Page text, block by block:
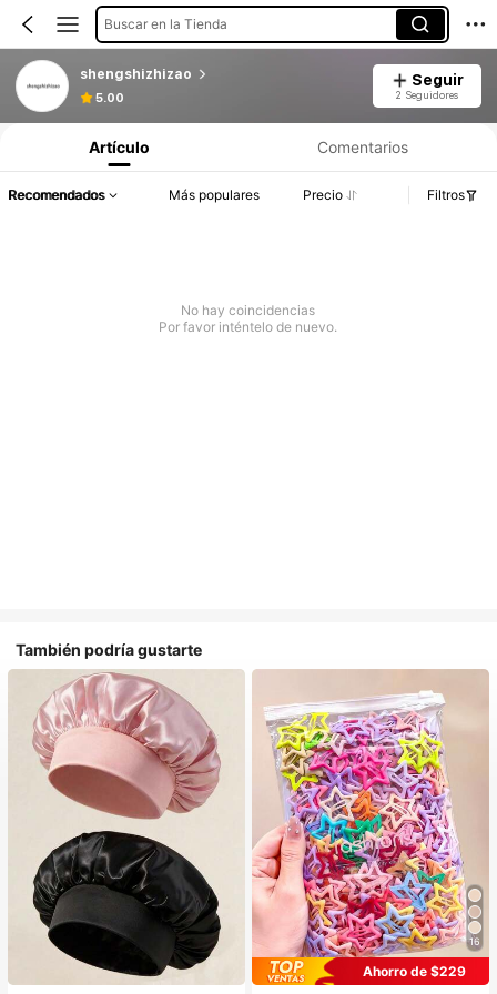
Buscar en la Tienda
shengshizhizao
5.00
Seguir
2 Seguidores
Artículo Comentarios
Recomendados Más populares Precio Filtros
No hay coincidencias
Por favor inténtelo de nuevo.
También podría gustarte
#1 Más vendidos
en Multicolor Gorros para el pelo para mujer
Establecido hace 1 año
16
Ahorro de $229